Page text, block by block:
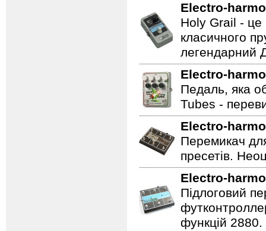
Electro-
Holy Grail - це
класичного
легендарний
Electro-
Педаль, яка
Tubes -
Electro-
Перемикач
пресетів.
Electro-
Підлоговий
функцій 2880.